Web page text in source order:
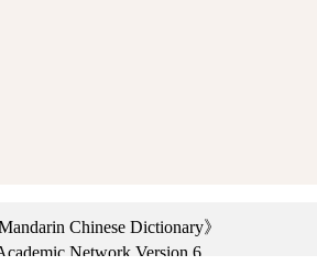
Chinese Dictionary》
Network Version 6